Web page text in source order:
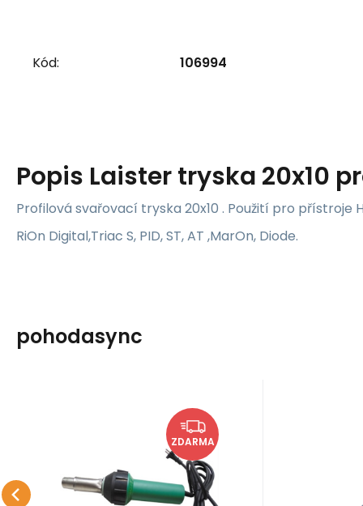
Kód: 106994
Popis Laister tryska 20x10
Profilová svařovací tryska 20x10 . Použití pro přístroje
RiOn Digital,Triac S, PID, ST, AT ,MarOn, Diode.
pohodasync
ZDARMA
LESITE PLASTIC WELDING
horkovzdušný LST
1600 S
Kč
Oblíbený
Porovnat
Přístroj horkovzdušný LST